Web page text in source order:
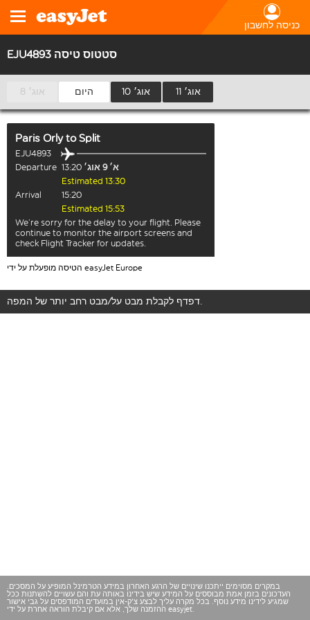
כניסה לחשבון
EJU4893 סטטוס טיסה
8 אוג׳ היום 10 אוג׳ 11 אוג׳
Paris OrlytoSplit
EJU4893
Departure 13:20
א׳ 9 אוג׳
Estimated 13:30
Arrival
15:20
Estimated 15:53
We’re sorry for the delay to your flight. Please
continue to monitor the airport screens and
check Flight Tracker for updates.
הטיסה מופעלת על ידי easyJet Europe
דפדף לקבלת מבט על/מבט רחב יותר של המפה.
במקרים מסוימים ייתכנו שינויים של הרגע האחרון במידע הטרמינל המופיע על המסכים.
העדכונים בזמן אמת מבוססים על המידע שיש בידינו באותה עת והם עשויים להשתנות ככל
שמגיע לידינו מידע נוסף. בכל מקרה עליך לבצע צ'ק-אין במועדים המודפסים על גבי אישור
ההזמנה שלך, אלא אם קיבלת הוראה אחרת על ידי easyjet.